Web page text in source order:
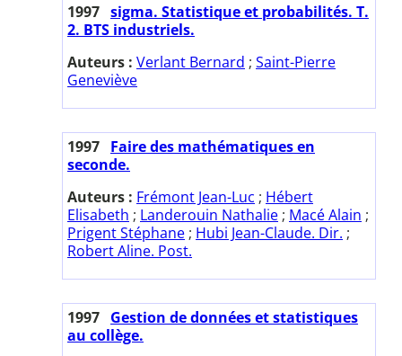
1997 sigma. Statistique et probabilités. T.
2. BTS industriels.
Auteurs : Verlant Bernard ; Saint-Pierre
Geneviève
1997 Faire des mathématiques en
seconde.
Auteurs : Frémont Jean-Luc ; Hébert
Elisabeth ; Landerouin Nathalie ; Macé Alain ;
Prigent Stéphane ; Hubi Jean-Claude. Dir. ;
Robert Aline. Post.
1997 Gestion de données et statistiques
au collège.